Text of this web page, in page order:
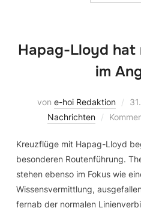
Hapag-Lloyd hat
im
von e-hoi Redaktion
Nachrichten
Kreuzflüge mit Hapag-Lloyd
besonderen Routenführung.
stehen ebenso im Fokus wie
Wissensvermittlung,
fernab der normalen